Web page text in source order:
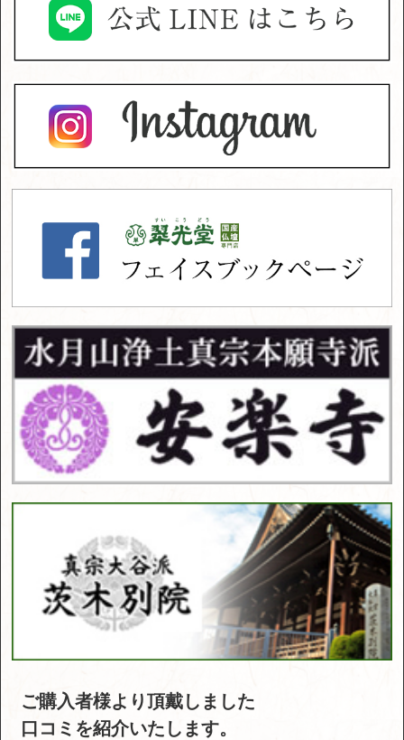
ご購入者様より頂戴しました
口コミを紹介いたします。